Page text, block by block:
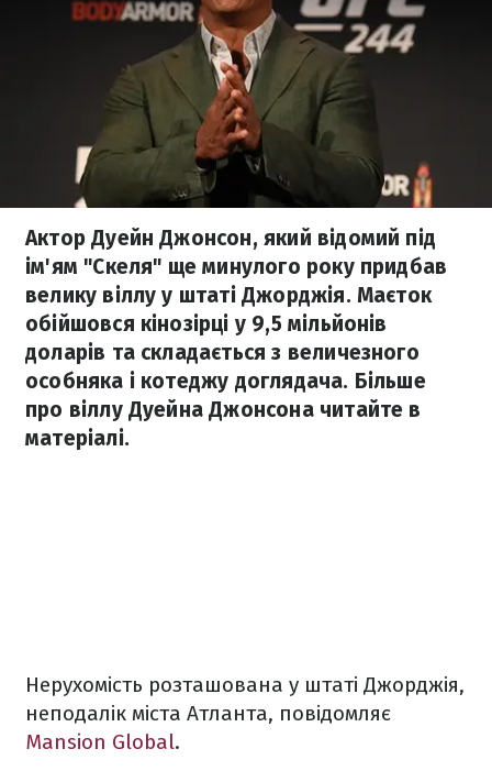
Актор Дуейн Джонсон, який відомий під
ім'ям "Скеля" ще минулого року придбав
велику віллу у штаті Джорджія. Маєток
обійшовся кінозірці у 9,5 мільйонів
доларів та складається з величезного
особняка і котеджу доглядача. Більше
про віллу Дуейна Джонсона читайте в
матеріалі.
Нерухомість розташована у штаті Джорджія,
неподалік міста Атланта, повідомляє
Mansion Global.